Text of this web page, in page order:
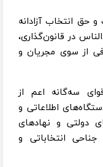
و حق انتخاب آزادانه
در قانون‌گذاری،
از سوی مجریان و
سه‌گانه اعم از
اطلاعاتی و
دولتی و نهادهای
انتخاباتی و